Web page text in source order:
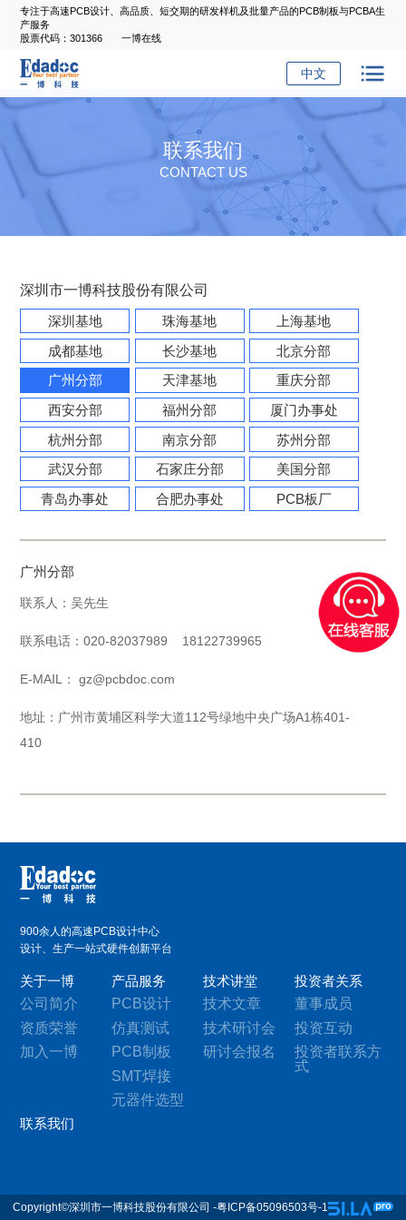
专注于高速PCB设计、高品质、短交期的研发样机及批量产品的PCB制板与PCBA生
产服务
股票代码：301366
一博在线
中文
联系我们
CONTACT US
深圳市一博科技股份有限公司
深圳基地 珠海基地
上海基地
成都基地
长沙基地
北京分部
广州分部
天津基地
重庆分部
西安分部
福州分部
厦门办事处
杭州分部
南京分部
苏州分部
武汉分部
石家庄分部
美国分部
青岛办事处
合肥办事处 PCB板厂
广州分部
联系人：吴先生
联系电话：020-82037989 18122739965
E-MAIL： gz@pcbdoc.com
地址：广州市黄埔区科学大道112号绿地中央广场A1栋401-
410
900余人的高速PCB设计中心
设计、生产一站式硬件创新平台
关于一博
公司简介
资质荣誉
加入一博
产品服务
PCB设计
仿真测试
PCB制板
SMT焊接
元器件选型
技术讲堂
技术文章
技术研讨会
研讨会报名
投资者关系
董事成员
投资互动
投资者联系方
式
联系我们
Copyright©深圳市一博科技股份有限公司 -粤ICP备05096503号-1